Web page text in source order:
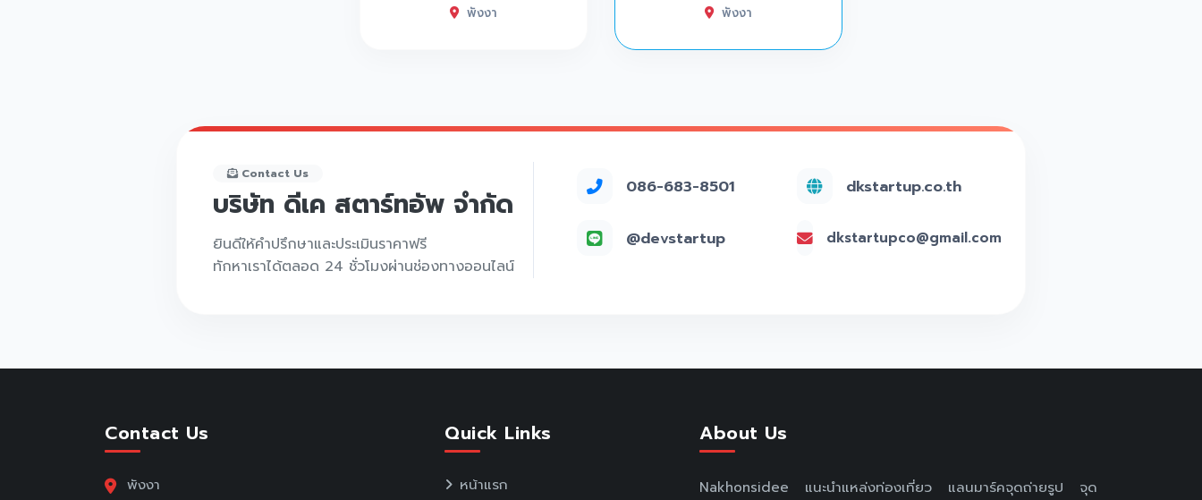
พังงา พังงา
Contact Us
บริษัท ดีเค สตาร์ทอัพ จำกัด
ยินดีให้คำปรึกษาและประเมินราคาฟรี
ทักหาเราได้ตลอด 24 ชั่วโมงผ่านช่องทางออนไลน์
086-683-8501
@devstartup
dkstartup.co.th
dkstartupco@gmail.com
Contact Us
พังงา
Quick Links
หน้าแรก
About Us
Nakhonsidee แนะนำแหล่งท่องเที่ยว แลนมาร์คจุดถ่ายรูป จุด